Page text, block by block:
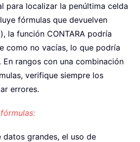
para localizar la penúltima celda
fórmulas que devuelven
), la función CONTARA podría
como no vacías, lo que podría
rangos con una combinación
verifique siempre los
errores.
datos grandes, el uso de